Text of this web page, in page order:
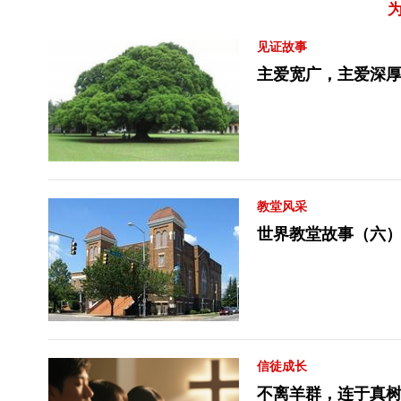
见证故事
主爱宽广，主爱深
教堂风采
世界教堂故事（六
信徒成长
不离羊群，连于真